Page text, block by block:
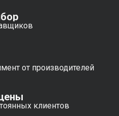
от производителей
клиентов